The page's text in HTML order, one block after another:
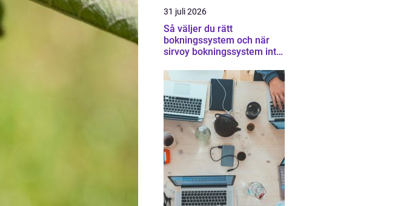
31 juli 2026
Så väljer du rätt
bokningssystem och när
sirvoy bokningssystem inte